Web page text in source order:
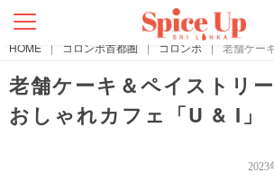
HOME | コロンボ首都圏 | コロンボ | 老舗ケー
老舗ケーキ＆ペイストリ
おしゃれカフェ「U & I」
2023